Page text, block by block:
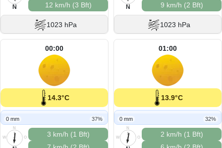
S
N
12 km/h (3 Bft)
1023 hPa
S
N
9 km/h (2 Bft)
1023 hPa
00:00
14.3°C
0 mm 37%
N
O
S
W
3 km/h (1 Bft)
01:00
13.9°C
0 mm 32%
N
O
S
W
2 km/h (1 Bft)